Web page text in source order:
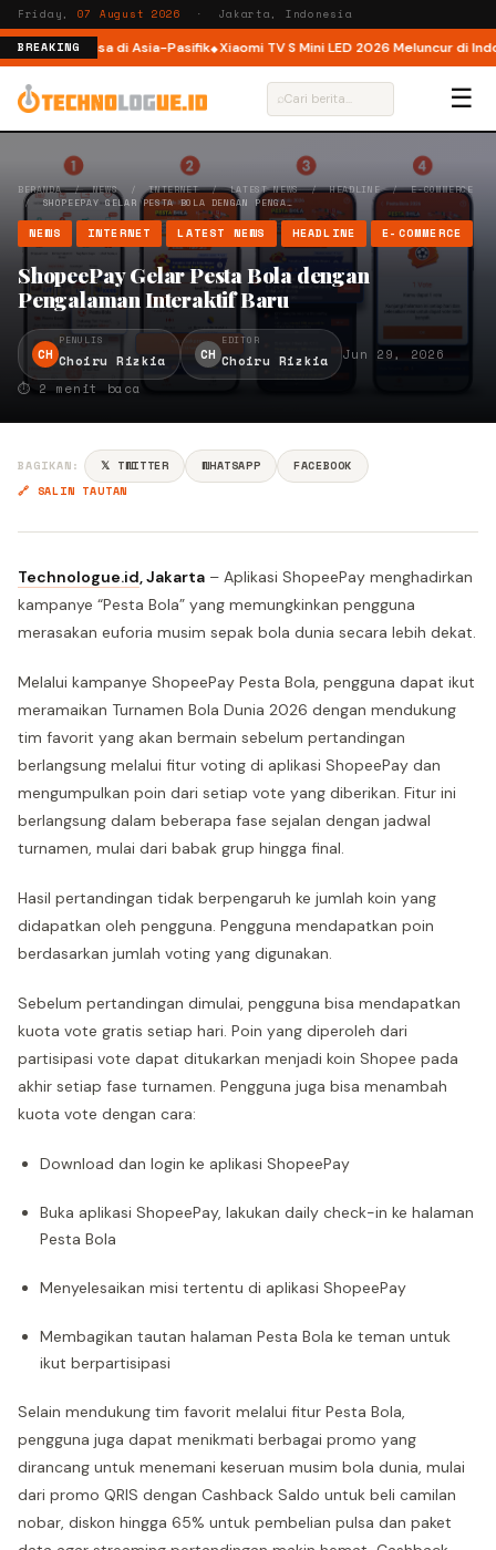
Friday, 07 August 2026 · Jakarta, Indonesia
BREAKING
AI Raksasa di Asia-Pasifik Xiaomi TV S Mini LED 2026 Meluncur di
⌕ ☰
BERANDA/NEWS/INTERNET/LATEST NEWS/HEADLINE/E-COMMERCE
/SHOPEEPAY GELAR PESTA BOLA DENGAN PENGA…
NEWS INTERNET LATEST NEWS HEADLINE E-COMMERCE
ShopeePay Gelar Pesta Bola dengan
Pengalaman Interaktif Baru
CH
PENULIS
Choiru Rizkia CH
EDITOR
Choiru Rizkia
Jun 29, 2026
⏱ 2 menit baca
BAGIKAN: 𝕏 TWITTER WHATSAPP
FACEBOOK
🔗 SALIN TAUTAN
Technologue.id,Jakarta – Aplikasi ShopeePay menghadirkan
kampanye “Pesta Bola” yang memungkinkan pengguna
merasakan euforia musim sepak bola dunia secara lebih dekat.
Melalui kampanye ShopeePay Pesta Bola, pengguna dapat ikut
meramaikan Turnamen Bola Dunia 2026 dengan mendukung
tim favorit yang akan bermain sebelum pertandingan
berlangsung melalui fitur voting di aplikasi ShopeePay dan
mengumpulkan poin dari setiap vote yang diberikan. Fitur ini
berlangsung dalam beberapa fase sejalan dengan jadwal
turnamen, mulai dari babak grup hingga final.
Hasil pertandingan tidak berpengaruh ke jumlah koin yang
didapatkan oleh pengguna. Pengguna mendapatkan poin
berdasarkan jumlah voting yang digunakan.
Sebelum pertandingan dimulai, pengguna bisa mendapatkan
kuota vote gratis setiap hari. Poin yang diperoleh dari
partisipasi vote dapat ditukarkan menjadi koin Shopee pada
akhir setiap fase turnamen. Pengguna juga bisa menambah
kuota vote dengan cara:
Download dan login ke aplikasi ShopeePay
Buka aplikasi ShopeePay, lakukan daily check-in ke halaman
Pesta Bola
Menyelesaikan misi tertentu di aplikasi ShopeePay
Membagikan tautan halaman Pesta Bola ke teman untuk
ikut berpartisipasi
Selain mendukung tim favorit melalui fitur Pesta Bola,
pengguna juga dapat menikmati berbagai promo yang
dirancang untuk menemani keseruan musim bola dunia, mulai
dari promo QRIS dengan Cashback Saldo untuk beli camilan
nobar, diskon hingga 65% untuk pembelian pulsa dan paket